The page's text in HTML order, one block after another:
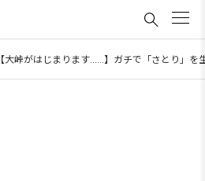

【大峠がはじまります……】ガチで「さとり」